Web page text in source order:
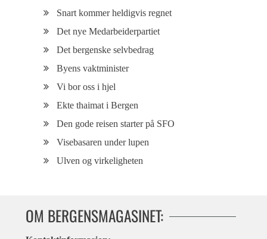
Snart kommer heldigvis regnet
Det nye Medarbeiderpartiet
Det bergenske selvbedrag
Byens vaktminister
Vi bor oss i hjel
Ekte thaimat i Bergen
Den gode reisen starter på SFO
Visebasaren under lupen
Ulven og virkeligheten
OM BERGENSMAGASINET: